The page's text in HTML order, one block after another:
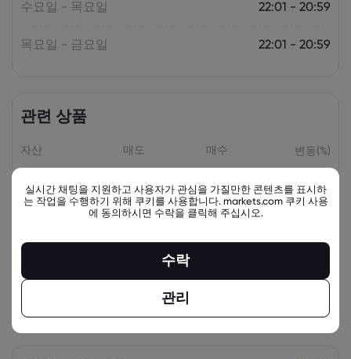
수요일 - 목요일 22:01 - 20:59
목요일 - 금요일 22:01 - 20:59
관련 상품
자산 매도 매수 변동(%)
실시간 채팅을 지원하고 사용자가 관심을 가질만한 콘텐츠를 표시하
는 작업을 수행하기 위해 쿠키를 사용합니다. markets.com 쿠키 사용
에 동의하시면 수락을 클릭해 주십시오.
수락
관리